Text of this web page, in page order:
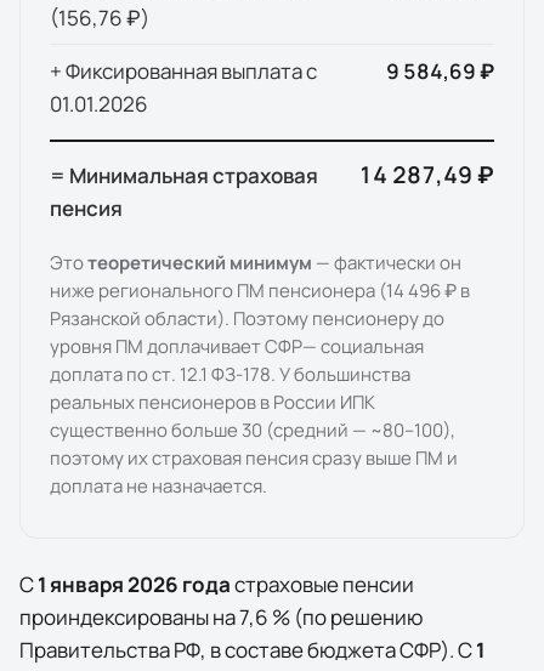
(156,76 ₽)
+ Фиксированная выплата с
01.01.2026
9 584,69 ₽
= Минимальная страховая
пенсия
14 287,49 ₽
Этотеоретический минимум — фактически он
ниже регионального ПМ пенсионера (14 496 ₽в
Рязанской области). Поэтому пенсионеру до
уровня ПМ доплачиваетСФР— социальная
доплата по ст. 12.1 ФЗ-178. У большинства
реальных пенсионеров в России ИПК
существенно больше 30 (средний — ~80–100),
поэтому их страховая пенсия сразу выше ПМ и
доплата не назначается.
С1 января2026 годастраховые пенсии
проиндексированы на7,6 % (по решению
Правительства РФ, в составе бюджета СФР). С1